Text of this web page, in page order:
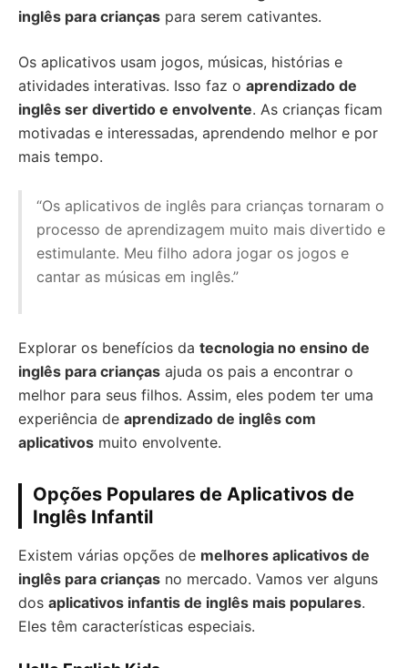
inglês para crianças para serem cativantes.
Os aplicativos usam jogos, músicas, histórias e
atividades interativas. Isso faz o aprendizado de
inglês ser divertido e envolvente. As crianças ficam
motivadas e interessadas, aprendendo melhor e por
mais tempo.
“Os aplicativos de inglês para crianças tornaram o
processo de aprendizagem muito mais divertido e
estimulante. Meu filho adora jogar os jogos e
cantar as músicas em inglês.”
Explorar os benefícios da tecnologia no ensino de
inglês para crianças ajuda os pais a encontrar o
melhor para seus filhos. Assim, eles podem ter uma
experiência de aprendizado de inglês com
aplicativos muito envolvente.
Opções Populares de Aplicativos de
Inglês Infantil
Existem várias opções de melhores aplicativos de
inglês para crianças no mercado. Vamos ver alguns
dos aplicativos infantis de inglês mais populares.
Eles têm características especiais.